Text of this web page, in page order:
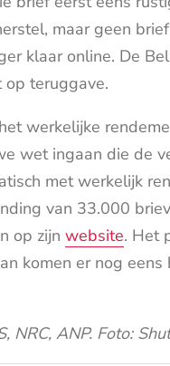
maar geen
klaar online. De
teruggave.
werkelijke
wet ingaan die de
met werkelijk
van 33.000
op zijn website. Het
komen er nog eens
NRC, ANP. Foto: